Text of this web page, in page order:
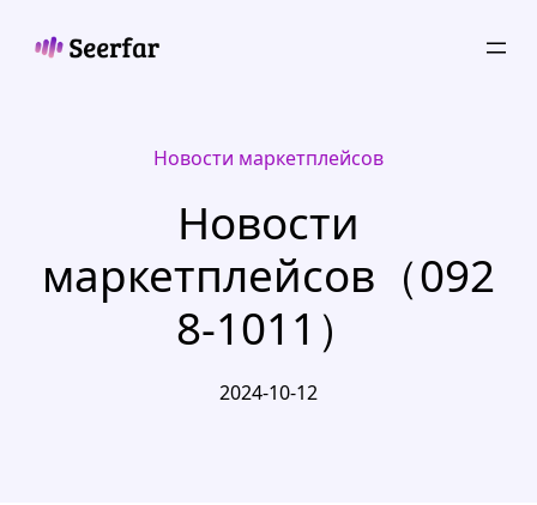
Новости маркетплейсов
Новости
маркетплейсов（092
8-1011）
2024-10-12